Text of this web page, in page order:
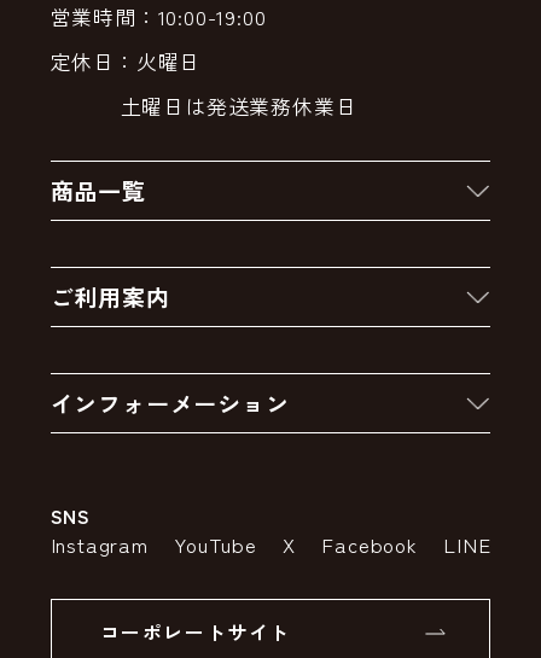
営業時間：10:00-19:00
定休日：火曜日
土曜日は発送業務休業日
商品一覧
クーポン
卸販売・大量注文
アウトレットセール
ご利用案内
お支払いについて
インフォーメーション
特定商取引法の表示
SSLサーバー証明書とは
SNS
Instagram YouTube X Facebook LINE
コーポレートサイト